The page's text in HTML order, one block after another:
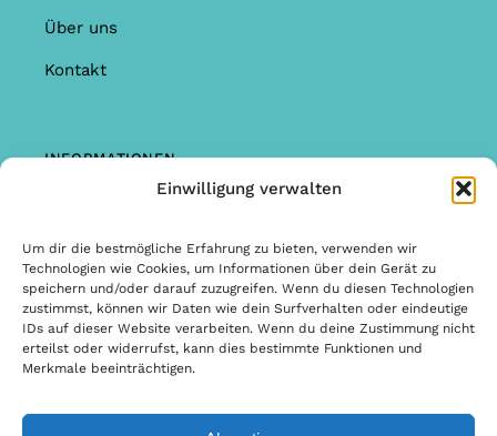
Einwilligung verwalten
Um dir die bestmögliche Erfahrung zu bieten, verwenden wir
Technologien wie Cookies, um Informationen über dein Gerät zu
speichern und/oder darauf zuzugreifen. Wenn du diesen Technologien
zustimmst, können wir Daten wie dein Surfverhalten oder eindeutige
IDs auf dieser Website verarbeiten. Wenn du deine Zustimmung nicht
erteilst oder widerrufst, kann dies bestimmte Funktionen und
Merkmale beeinträchtigen.
Über uns
Kontakt
INFORMATIONEN
Garantie & Reklamationen
Allgemeine Bedingungen & Konditionen
Allgemeine Bedingungen & Konditionen
Datenschutzbestimmungen